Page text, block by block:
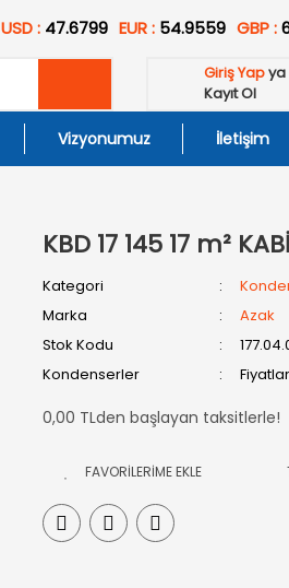
USD : 47.6799 EUR : 54.9559 GBP :
Giriş Yap
Kayıt Ol
Vizyonumuz İletişim
KBD 17 145 17 m²
Kategori
Marka
Azak
Stok Kodu
Kondenserler
0,00 TLden başlayan taksitlerle!